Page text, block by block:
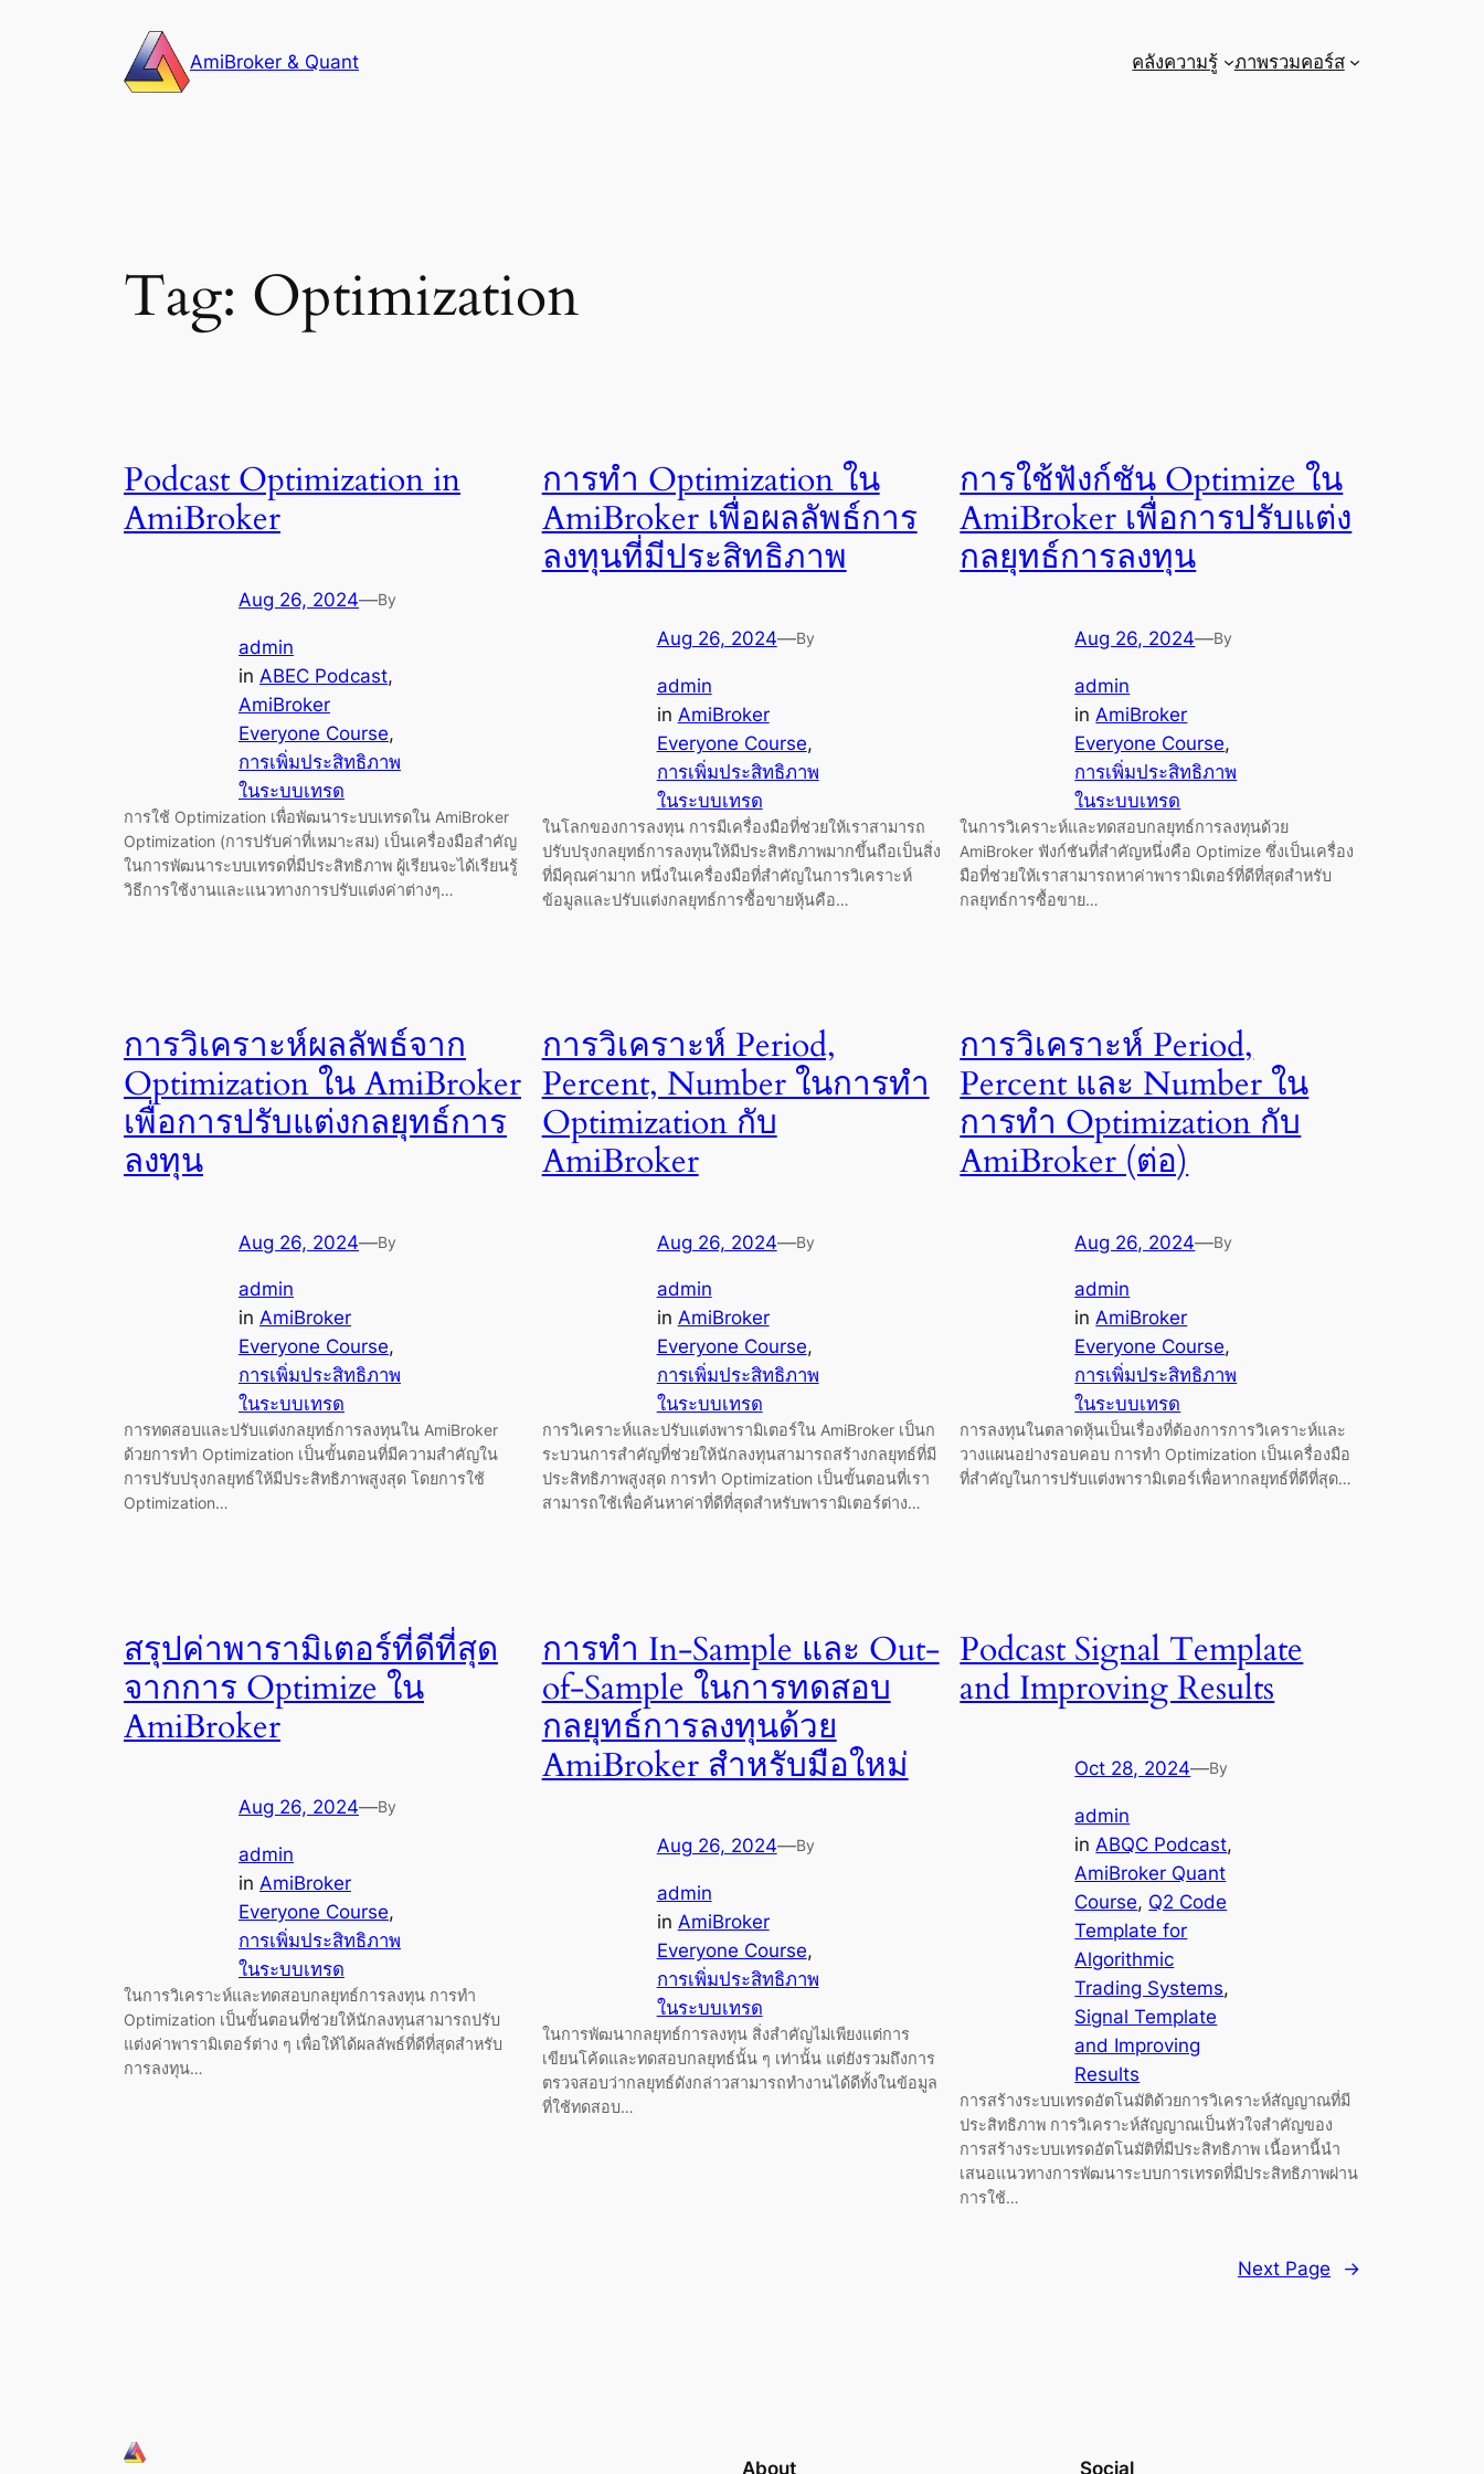
AmiBroker & Quant คลังความรู้ ภาพรวมคอร์ส
Tag: Optimization
Podcast Optimization in
AmiBroker
Aug 26, 2024—By
admin
in ABEC Podcast
AmiBroker
Everyone Course
การเพิ่มประสิทธิภาพ
ในระบบเทรด
การใช้ Optimization เพื่อพัฒนาระบบเทรดใน AmiBroker
Optimization (การปรับค่าที่เหมาะสม) เป็นเครื่องมือสำคัญ
ในการพัฒนาระบบเทรดที่มีประสิทธิภาพ ผู้เรียนจะได้เรียนรู้
วิธีการใช้งานและแนวทางการปรับแต่งค่าต่างๆ…
การทำ Optimization ใน
AmiBroker เพื่อผลลัพธ์การ
ลงทุนที่มีประสิทธิภาพ
Aug 26, 2024—By
admin
in AmiBroker
Everyone Course
การเพิ่มประสิทธิภาพ
ในระบบเทรด
ในโลกของการลงทุน การมีเครื่องมือที่ช่วยให้เราสามารถ
ปรับปรุงกลยุทธ์การลงทุนให้มีประสิทธิภาพมากขึ้นถือเป็นสิ่ง
ที่มีคุณค่ามาก หนึ่งในเครื่องมือที่สำคัญในการวิเคราะห์
ข้อมูลและปรับแต่งกลยุทธ์การซื้อขายหุ้นคือ…
การใช้ฟังก์ชัน Optimize ใน
AmiBroker เพื่อการปรับแต่ง
กลยุทธ์การลงทุน
Aug 26, 2024—By
admin
in AmiBroker
Everyone Course
การเพิ่มประสิทธิภาพ
ในระบบเทรด
ในการวิเคราะห์และทดสอบกลยุทธ์การลงทุนด้วย
AmiBroker ฟังก์ชันที่สำคัญหนึ่งคือ Optimize ซึ่งเป็นเครื่อง
มือที่ช่วยให้เราสามารถหาค่าพารามิเตอร์ที่ดีที่สุดสำหรับ
กลยุทธ์การซื้อขาย…
การวิเคราะห์ผลลัพธ์จาก
Optimization ใน AmiBroker
เพื่อการปรับแต่งกลยุทธ์การ
ลงทุน
Aug 26, 2024—By
admin
in AmiBroker
Everyone Course
การเพิ่มประสิทธิภาพ
ในระบบเทรด
การทดสอบและปรับแต่งกลยุทธ์การลงทุนใน AmiBroker
ด้วยการทำ Optimization เป็นขั้นตอนที่มีความสำคัญใน
การปรับปรุงกลยุทธ์ให้มีประสิทธิภาพสูงสุด โดยการใช้
Optimization…
การวิเคราะห์ Period,
Percent, Number ในการทำ
Optimization กับ
AmiBroker
Aug 26, 2024—By
admin
in AmiBroker
Everyone Course
การเพิ่มประสิทธิภาพ
ในระบบเทรด
การวิเคราะห์และปรับแต่งพารามิเตอร์ใน AmiBroker เป็นก
ระบวนการสำคัญที่ช่วยให้นักลงทุนสามารถสร้างกลยุทธ์ที่มี
ประสิทธิภาพสูงสุด การทำ Optimization เป็นขั้นตอนที่เรา
สามารถใช้เพื่อค้นหาค่าที่ดีที่สุดสำหรับพารามิเตอร์ต่าง…
การวิเคราะห์ Period,
Percent และ Number ใน
การทำ Optimization กับ
AmiBroker (ต่อ)
Aug 26, 2024—By
admin
inAmiBroker
Everyone Course
การเพิ่มประสิทธิภาพ
ในระบบเทรด
การลงทุนในตลาดหุ้นเป็นเรื่องที่ต้องการการวิเคราะห์และ
วางแผนอย่างรอบคอบ การทำ Optimization เป็นเครื่องมือ
ที่สำคัญในการปรับแต่งพารามิเตอร์เพื่อหากลยุทธ์ที่ดีที่สุด…
สรุปค่าพารามิเตอร์ที่ดีที่สุด
จากการ Optimize ใน
AmiBroker
Aug 26, 2024—By
admin
in AmiBroker
Everyone Course
การเพิ่มประสิทธิภาพ
ในระบบเทรด
ในการวิเคราะห์และทดสอบกลยุทธ์การลงทุน การทำ
Optimization เป็นขั้นตอนที่ช่วยให้นักลงทุนสามารถปรับ
แต่งค่าพารามิเตอร์ต่าง ๆ เพื่อให้ได้ผลลัพธ์ที่ดีที่สุดสำหรับ
การลงทุน…
การทำ In-Sample และ Out-
of-Sample ในการทดสอบ
กลยุทธ์การลงทุนด้วย
AmiBroker สำหรับมือใหม่
Aug 26, 2024—By
admin
in AmiBroker
Everyone Course
การเพิ่มประสิทธิภาพ
ในระบบเทรด
ในการพัฒนากลยุทธ์การลงทุน สิ่งสำคัญไม่เพียงแต่การ
เขียนโค้ดและทดสอบกลยุทธ์นั้น ๆ เท่านั้น แต่ยังรวมถึงการ
ตรวจสอบว่ากลยุทธ์ดังกล่าวสามารถทำงานได้ดีทั้งในข้อมูล
ที่ใช้ทดสอบ…
Podcast Signal Template
and Improving Results
Oct 28, 2024—By
admin
inABQC Podcast
AmiBroker Quant
Course, Q2 Code
Template for
Algorithmic
Trading Systems
Signal Template
and Improving
Results
การสร้างระบบเทรดอัตโนมัติด้วยการวิเคราะห์สัญญาณที่มี
ประสิทธิภาพ การวิเคราะห์สัญญาณเป็นหัวใจสำคัญของ
การสร้างระบบเทรดอัตโนมัติที่มีประสิทธิภาพ เนื้อหานี้นำ
เสนอแนวทางการพัฒนาระบบการเทรดที่มีประสิทธิภาพผ่าน
การใช้…
Next Page →
About Social